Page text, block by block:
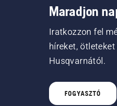
Maradjon
Iratkozzon fel
híreket,
Husqvarnától.
FOGYASZTÓ